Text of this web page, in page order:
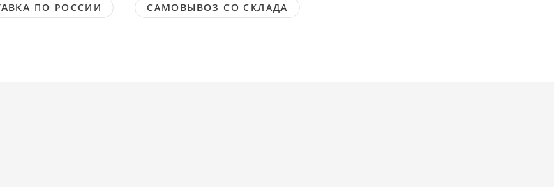
ПО РОССИИ САМОВЫВОЗ СО СКЛАДА